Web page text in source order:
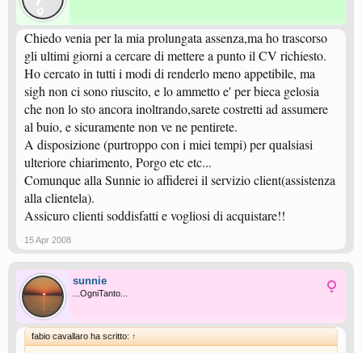
Chiedo venia per la mia prolungata assenza,ma ho trascorso
gli ultimi giorni a cercare di mettere a punto il CV richiesto.
Ho cercato in tutti i modi di renderlo meno appetibile, ma
sigh non ci sono riuscito, e lo ammetto e' per bieca gelosia
che non lo sto ancora inoltrando,sarete costretti ad assumere
al buio, e sicuramente non ve ne pentirete.
A disposizione (purtroppo con i miei tempi) per qualsiasi
ulteriore chiarimento, Porgo etc etc...
Comunque alla Sunnie io affiderei il servizio client(assistenza
alla clientela).
Assicuro clienti soddisfatti e vogliosi di acquistare!!
15 Apr 2008
sunnie
...OgniTanto...
fabio cavallaro ha scritto: ↑